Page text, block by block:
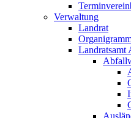
Verwaltung
Landrat
Landratsamt